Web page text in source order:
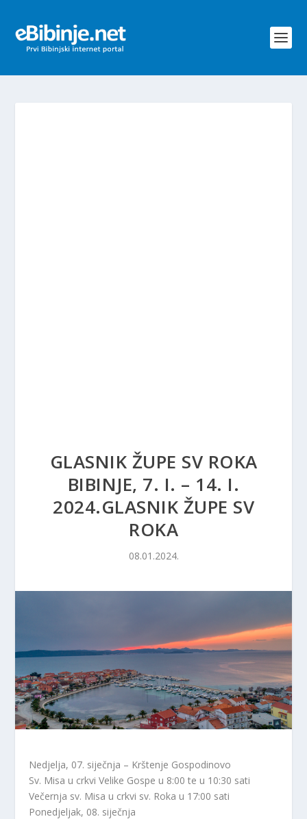
GLASNIK ŽUPE SV ROKA
BIBINJE, 7. I. – 14. I.
2024.GLASNIK ŽUPE SV
ROKA
08.01.2024.
Nedjelja, 07. siječnja – Krštenje Gospodinovo
Sv. Misa u crkvi Velike Gospe u 8:00 te u 10:30 sati
Večernja sv. Misa u crkvi sv. Roka u 17:00 sati
Ponedjeljak, 08. siječnja